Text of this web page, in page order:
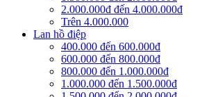
2.000.000đ đến 4.000.000đ
Trên 4.000.000
Lan hồ điệp
400.000 đến 600.000đ
600.000 đến 800.000đ
800.000 đến 1.000.000đ
1.000.000 đến 1.500.000đ